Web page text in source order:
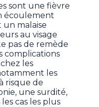
sont une fièvre
écoulement
un malaise
au visage
pas de remède
complications
les
les
risque de
une surdité,
cas les plus